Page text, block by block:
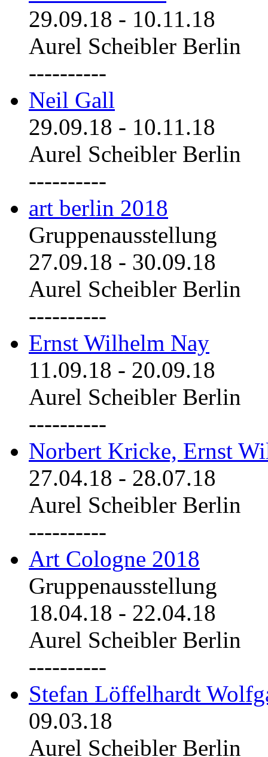
29.09.18 - 10.11.18
Aurel Scheibler Berlin
----------
Neil Gall
29.09.18 - 10.11.18
Aurel Scheibler Berlin
----------
art berlin 2018
Gruppenausstellung
27.09.18 - 30.09.18
Aurel Scheibler Berlin
----------
Ernst Wilhelm Nay
11.09.18 - 20.09.18
Aurel Scheibler Berlin
----------
Norbert Kricke, Ernst
27.04.18 - 28.07.18
Aurel Scheibler Berlin
----------
Art Cologne 2018
Gruppenausstellung
18.04.18 - 22.04.18
Aurel Scheibler Berlin
----------
Stefan Löffelhardt
09.03.18
Aurel Scheibler Berlin